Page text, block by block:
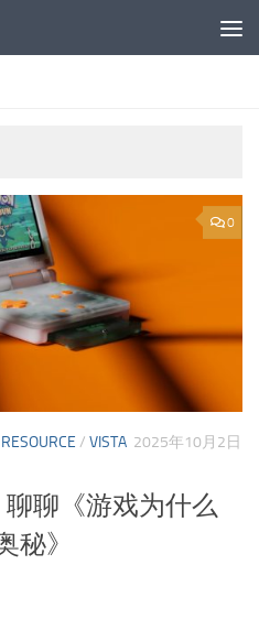
0
RESOURCE / VISTA 2025年10月2日
聊聊《游戏为什么
秘》